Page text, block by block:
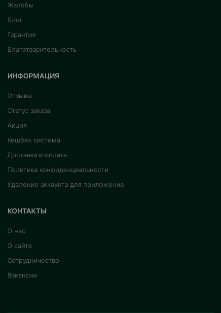
Жалобы
Блог
Гарантия
Благотварительность
ИНФОРМАЦИЯ
Отзывы
Статус заказа
Акция
Кешбек система
Доставка и оплата
Политика конфиденциальности
Удаление аккаунта для приложение
КОНТАКТЫ
О нас
О сайте
Сотрудничество
Вакансии